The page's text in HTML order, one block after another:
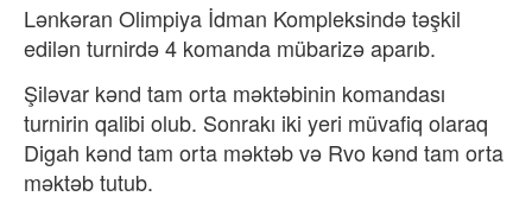
Lənkəran Olimpiya İdman Kompleksində təşkil
edilən turnirdə 4 komanda mübarizə aparıb.
Şiləvar kənd tam orta məktəbinin komandası
turnirin qalibi olub. Sonrakı iki yeri müvafiq olaraq
Digah kənd tam orta məktəb və Rvo kənd tam orta
məktəb tutub.